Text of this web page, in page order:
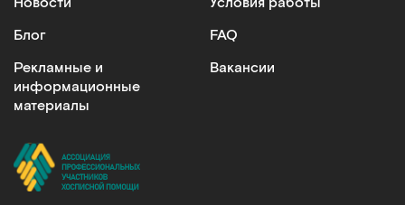
Блог
Рекламные и
информационные
материалы
FAQ
Вакансии